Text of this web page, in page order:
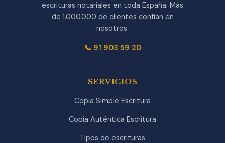
escrituras notariales en toda España. Más
de 1.000.000 de clientes confían en
nosotros.
📞 91 903 59 20
SERVICIOS
Copia Simple Escritura
Copia Auténtica Escritura
Tipos de escrituras